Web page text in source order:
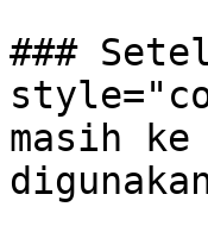
###
masih